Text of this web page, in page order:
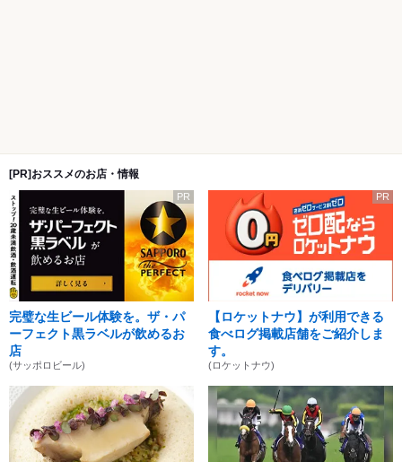
[PR]おススメのお店・情報
PR
完璧な生ビール体験を。ザ・パ
ーフェクト黒ラベルが飲めるお
店
(サッポロビール)
PR
【ロケットナウ】が利用できる
食べログ掲載店舗をご紹介しま
す。
(ロケットナウ)